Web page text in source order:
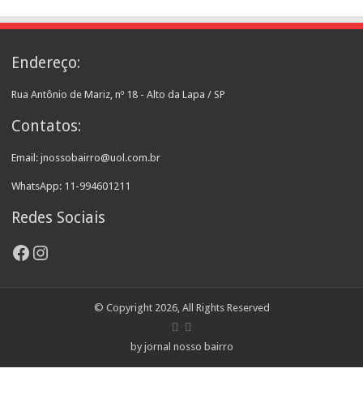
Endereço:
Rua Antônio de Mariz, nº 18 - Alto da Lapa / SP
Contatos:
Email: jnossobairro@uol.com.br
WhatsApp: 11-994601211
Redes Sociais
Facebook
Instagram
© Copyright 2026, All Rights Reserved
by jornal nosso bairro